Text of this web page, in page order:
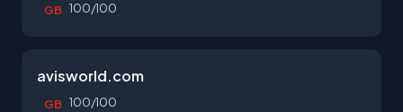
GB 100/100
avisworld.com
GB 100/100